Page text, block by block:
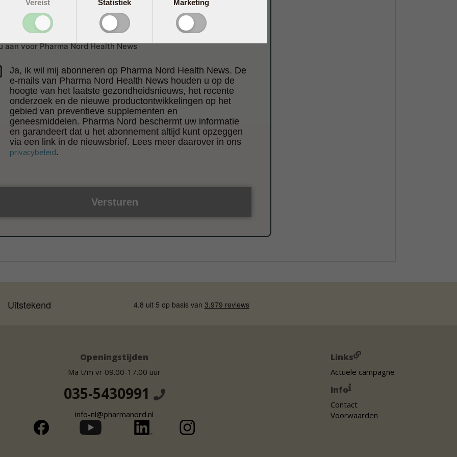
aan voor Pharma Nord Health News
Ja, ik wil mij abonneren op Pharma Nord Health News. De
e-mails van Pharma Nord Health News houden u op de
hoogte van het laatste gezondheidsnieuws, het recente
onderzoek en de nieuwe productontwikkelingen op het
gebied van preventieve supplementen en
geneesmiddelen. Pharma Nord beschermt uw informatie
en garandeert dat u het abonnement altijd kunt opzeggen
via een link in de nieuwsbrief. Lees meer daarover in ons
privacybeleid.
Versturen
Openingstijden
Ma t/m vr 09.00-17.00 uur
035-5430991
info-nl@pharmanord.nl
Links
Actuele campagne
Info
Contact
Voorwaarden
Vereist Statistiek Marketing